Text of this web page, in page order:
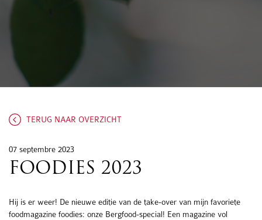
TERUG NAAR OVERZICHT
07 septembre 2023
FOODIES 2023
Hij is er weer! De nieuwe editie van de take-over van mijn favoriete
foodmagazine foodies: onze Bergfood-special! Een magazine vol